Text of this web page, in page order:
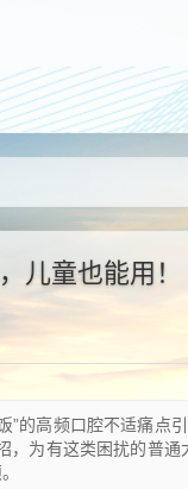
儿童也能用！
”的高频口腔不适痛点
为有这类困扰的普